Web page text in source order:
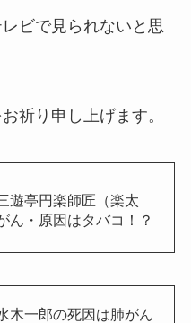
ビで見られないと思
祈り申し上げます。
遊亭円楽師匠（楽太
ん・原因はタバコ！？
木一郎の死因は肺がん